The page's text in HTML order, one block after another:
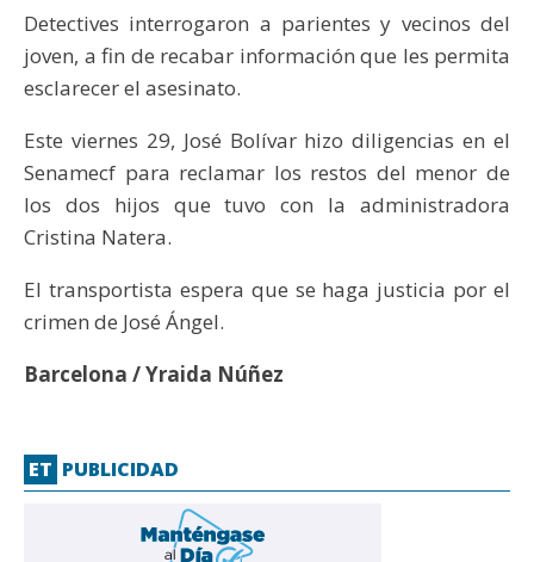
Detectives interrogaron a parientes y vecinos del
joven, a fin de recabar información que les permita
esclarecer el asesinato.
Este viernes 29, José Bolívar hizo diligencias en el
Senamecf para reclamar los restos del menor de
los dos hijos que tuvo con la administradora
Cristina Natera.
El transportista espera que se haga justicia por el
crimen de José Ángel.
Barcelona / Yraida Núñez
ET PUBLICIDAD